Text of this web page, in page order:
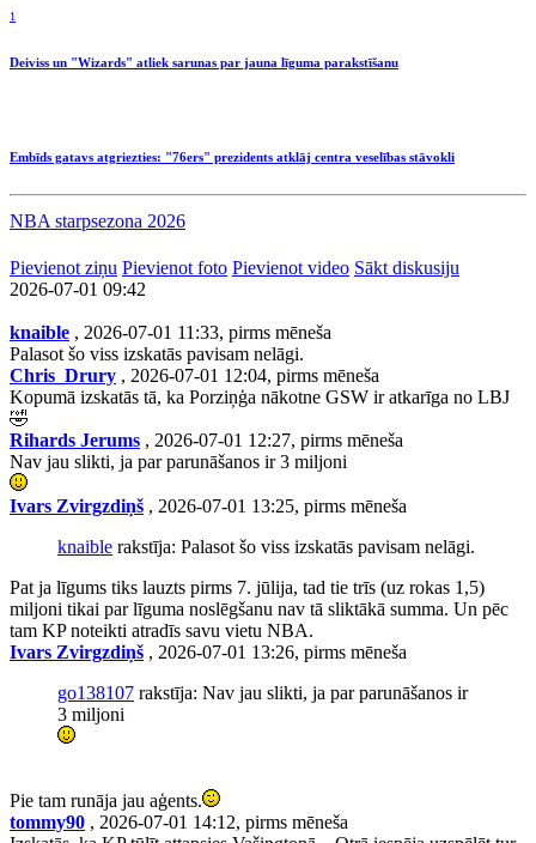
1
Deiviss un "Wizards" atliek sarunas par jauna līguma parakstīšanu
Embīds gatavs atgriezties: "76ers" prezidents atklāj centra veselības stāvokli
NBA starpsezona 2026
Pievienot ziņu Pievienot foto Pievienot video Sākt diskusiju
2026-07-01 09:42
knaible , 2026-07-01 11:33, pirms mēneša
Palasot šo viss izskatās pavisam nelāgi.
Chris_Drury , 2026-07-01 12:04, pirms mēneša
Kopumā izskatās tā, ka Porziņģa nākotne GSW ir atkarīga no LBJ
🤣
Rihards Jerums , 2026-07-01 12:27, pirms mēneša
Nav jau slikti, ja par parunāšanos ir 3 miljoni
Ivars Zvirgzdiņš , 2026-07-01 13:25, pirms mēneša
knaible rakstīja: Palasot šo viss izskatās pavisam nelāgi.
Pat ja līgums tiks lauzts pirms 7. jūlija, tad tie trīs (uz rokas 1,5)
miljoni tikai par līguma noslēgšanu nav tā sliktākā summa. Un pēc
tam KP noteikti atradīs savu vietu NBA.
Ivars Zvirgzdiņš , 2026-07-01 13:26, pirms mēneša
go138107 rakstīja: Nav jau slikti, ja par parunāšanos ir
3 miljoni
Pie tam runāja jau aģents.
tommy90 , 2026-07-01 14:12, pirms mēneša